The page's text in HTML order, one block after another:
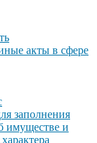
акты в сфере
заполнения
имуществе и